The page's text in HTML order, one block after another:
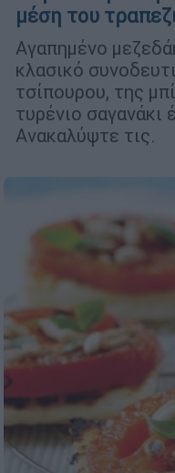
μέση του
Αγαπημένο
κλασικό
τσίπουρου, της
τυρένιο σαγανάκι
Ανακαλύψτε τις.